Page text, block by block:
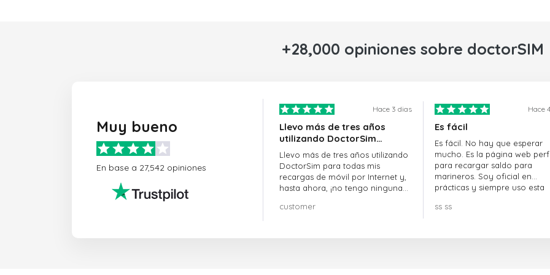
+28,000 opiniones sobre doctorSIM
Muy bueno
En base a 27,542 opiniones
Hace 3 dias
Llevo más de tres años
utilizando DoctorSim…
Llevo más de tres años utilizando
DoctorSim para todas mis
recargas de móvil por Internet y,
hasta ahora, ¡no tengo ninguna
customer
Hace
Es fácil
Es fácil. No hay que esperar
mucho. Es la página web
para recargar saldo para
marineros. Soy oficial en
prácticas y siempre uso esta
ss ss